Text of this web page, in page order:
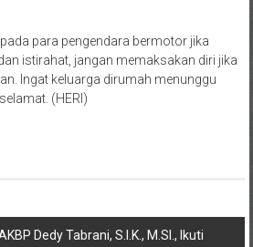
para pengendara bermotor jika
istirahat, jangan memaksakan diri jika
Ingat keluarga dirumah menunggu
(HERI)
Dedy Tabrani, S.I.K., M.SI., Ikuti